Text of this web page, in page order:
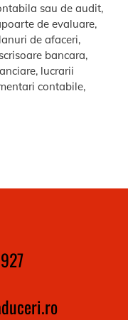
sau de audit,
de evaluare,
de afaceri,
bancara,
lucrarii
contabile,